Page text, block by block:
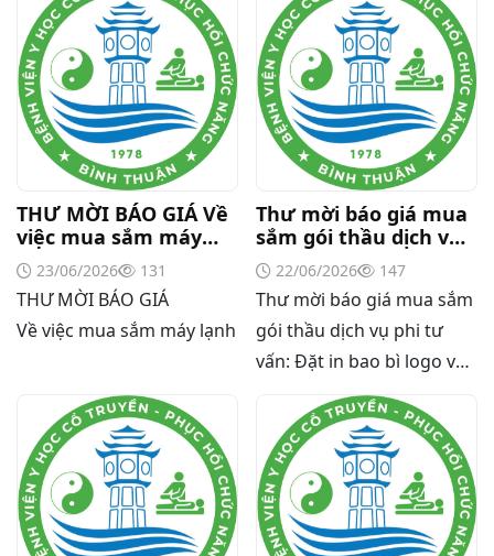
THƯ MỜI BÁO GIÁ Về
việc mua sắm máy
lạnh23/06/2026 131
THƯ MỜI BÁO GIÁ
Về việc mua sắm máy lạnh
Thư mời báo giá mua
sắm gói thầu dịch vụ
phi tư vấn: Đặt in bao
bì logo và solgan của
Bệnh viện năm 2026
22/06/2026 147
Thư mời báo giá mua sắm
gói thầu dịch vụ phi tư
vấn: Đặt in bao bì logo và
solgan của Bệnh viện năm
2026